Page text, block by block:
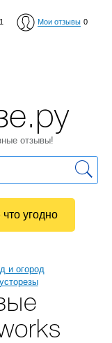
1 Мои отзывы 0
и огород
отзывы!
угодно